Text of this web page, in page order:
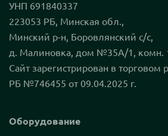
УНП 691840337
223053 РБ, Минская обл.,
Минский р-н, Боровлянский с/с,
д. Малиновка, дом №35А/1, комн.
Сайт зарегистрирован в торговом
РБ №746455 от 09.04.2025 г.
Оборудование